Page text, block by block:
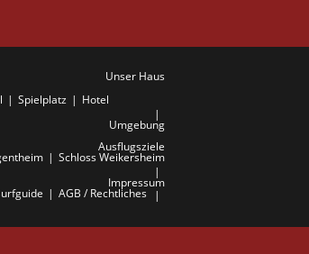
Unser Haus
Spielplatz
Hotel
Umgebung
Ausflugsziele
Schloss Weikersheim
Impressum
AGB / Rechtliches